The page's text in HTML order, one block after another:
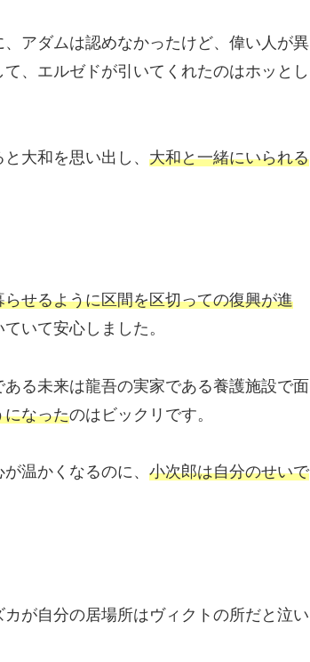
アダムは認めなかったけど、偉い人が異
、エルゼドが引いてくれたのはホッとし
大和を思い出し、 大和と一緒にいられる
せるように区間を区切っての復興が進
いて安心しました。
る未来は龍吾の実家である養護施設で面
になったのはビックリです。
温かくなるのに、 小次郎は自分のせいで
が自分の居場所はヴィクトの所だと泣い